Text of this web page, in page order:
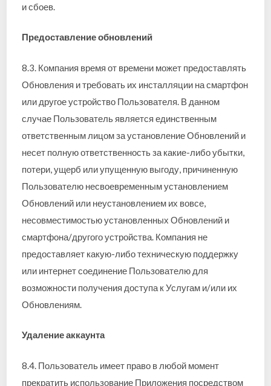
и сбоев.
Предоставление обновлений
8.3. Компания время от времени может предоставлять
Обновления и требовать их инсталляции на смартфон
или другое устройство Пользователя. В данном
случае Пользователь является единственным
ответственным лицом за установление Обновлений и
несет полную ответственность за какие-либо убытки,
потери, ущерб или упущенную выгоду, причиненную
Пользователю несвоевременным установлением
Обновлений или неустановлением их вовсе,
несовместимостью установленных Обновлений и
смартфона/другого устройства. Компания не
предоставляет какую-либо техническую поддержку
или интернет соединение Пользователю для
возможности получения доступа к Услугам и/или их
Обновлениям.
Удаление аккаунта
8.4. Пользователь имеет право в любой момент
прекратить использование Приложения посредством